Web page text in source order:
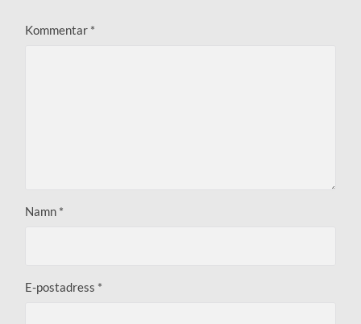
Kommentar *
Namn *
E-postadress *